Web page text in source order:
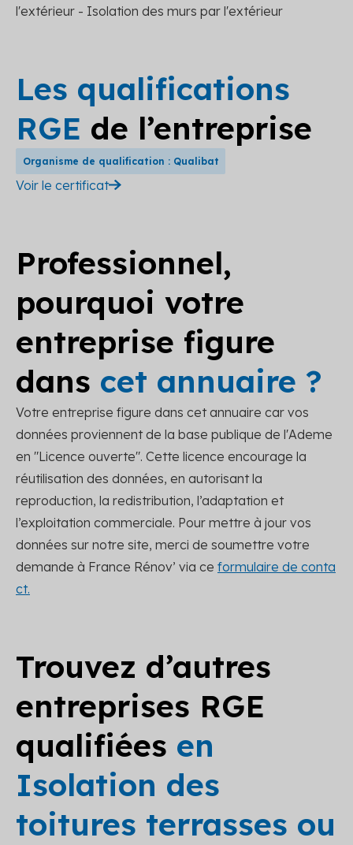
l'extérieur - Isolation des murs par l'extérieur
Les qualifications
RGE de l’entreprise
Organisme de qualification : Qualibat
Voir le certificat
Professionnel,
pourquoi votre
entreprise figure
dans cet annuaire ?
Votre entreprise figure dans cet annuaire car vos
données proviennent de la base publique de l'Ademe
en "Licence ouverte". Cette licence encourage la
réutilisation des données, en autorisant la
reproduction, la redistribution, l’adaptation et
l’exploitation commerciale. Pour mettre à jour vos
données sur notre site, merci de soumettre votre
demande à France Rénov’ via ce formulaire de conta
ct.
Trouvez d’autres
entreprises RGE
qualifiées en
Isolation des
toitures terrasses ou